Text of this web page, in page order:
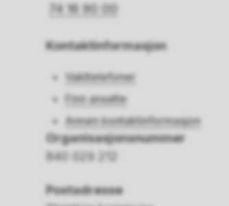
74 16 90 00
Kontaktinformasjon
Vakttelefoner
Finn ansatte
Annen kontaktinformasjon
Organisasjonsnummer
840 029 212
Postadresse